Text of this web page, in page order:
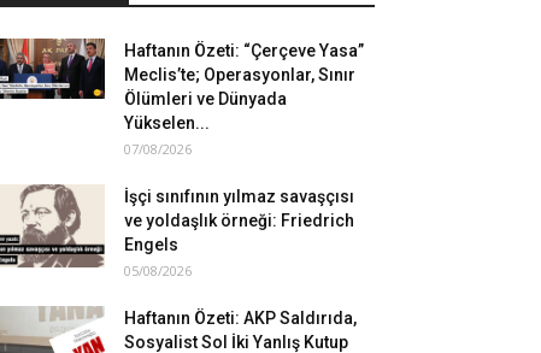
Haftanın Özeti: “Çerçeve Yasa”
Meclis’te; Operasyonlar, Sınır
Ölümleri ve Dünyada
Yükselen...
07/08/2026
İşçi sınıfının yılmaz savaşçısı
ve yoldaşlık örneği: Friedrich
Engels
05/08/2026
Haftanın Özeti: AKP Saldırıda,
Sosyalist Sol İki Yanlış Kutup